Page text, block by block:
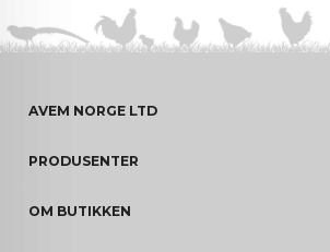
AVEM NORGE LTD
PRODUSENTER
OM BUTIKKEN